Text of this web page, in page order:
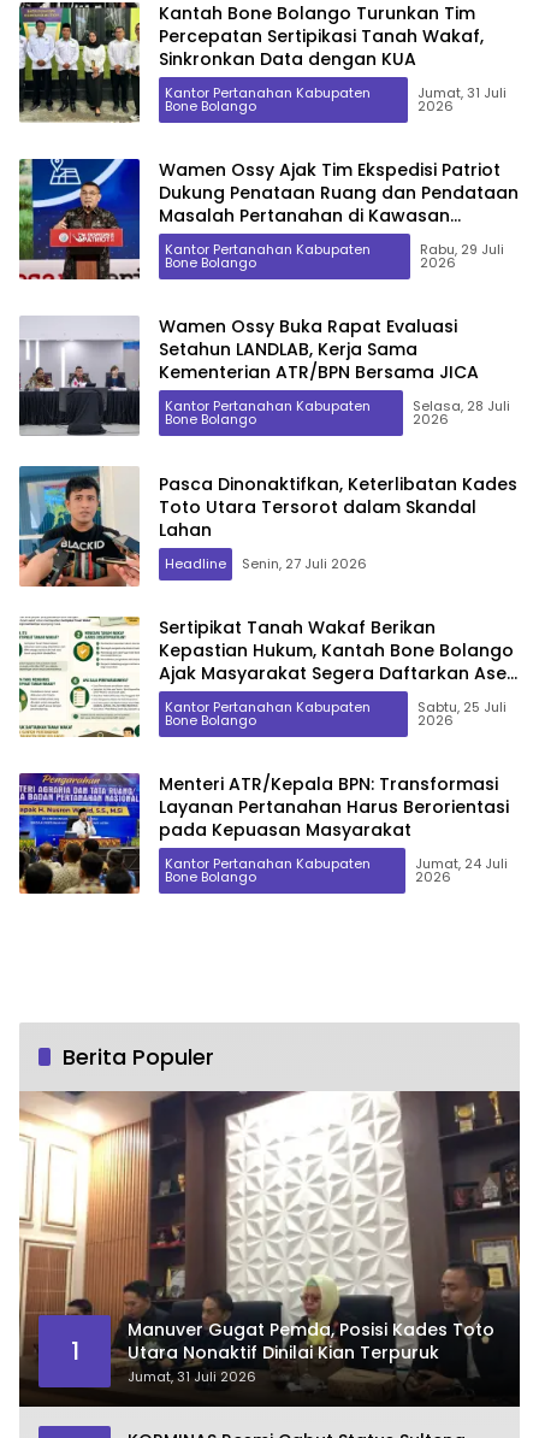
Kantah Bone Bolango Turunkan Tim
Percepatan Sertipikasi Tanah Wakaf,
Sinkronkan Data dengan KUA
Kantor Pertanahan Kabupaten
Bone Bolango
Jumat, 31 Juli
2026
Wamen Ossy Ajak Tim Ekspedisi Patriot
Dukung Penataan Ruang dan Pendataan
Masalah Pertanahan di Kawasan
Transmigrasi
Kantor Pertanahan Kabupaten
Bone Bolango
Rabu, 29 Juli
2026
Wamen Ossy Buka Rapat Evaluasi
Setahun LANDLAB, Kerja Sama
Kementerian ATR/BPN Bersama JICA
Kantor Pertanahan Kabupaten
Bone Bolango
Selasa, 28 Juli
2026
Pasca Dinonaktifkan, Keterlibatan Kades
Toto Utara Tersorot dalam Skandal
Lahan
Headline Senin, 27 Juli 2026
Sertipikat Tanah Wakaf Berikan
Kepastian Hukum, Kantah Bone Bolango
Ajak Masyarakat Segera Daftarkan Aset
Wakaf
Kantor Pertanahan Kabupaten
Bone Bolango
Sabtu, 25 Juli
2026
Menteri ATR/Kepala BPN: Transformasi
Layanan Pertanahan Harus Berorientasi
pada Kepuasan Masyarakat
Kantor Pertanahan Kabupaten
Bone Bolango
Jumat, 24 Juli
2026
Berita Populer
1
Manuver Gugat Pemda, Posisi Kades Toto
Utara Nonaktif Dinilai Kian Terpuruk
Jumat, 31 Juli 2026